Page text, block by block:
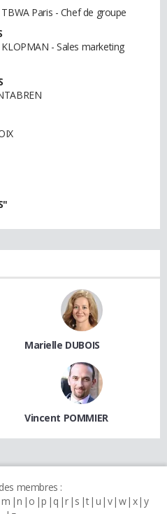
Paris - Chef de groupe
- Sales marketing
Marielle DUBOIS
Vincent POMMIER
membres :
m n o p q r s t u v w x y